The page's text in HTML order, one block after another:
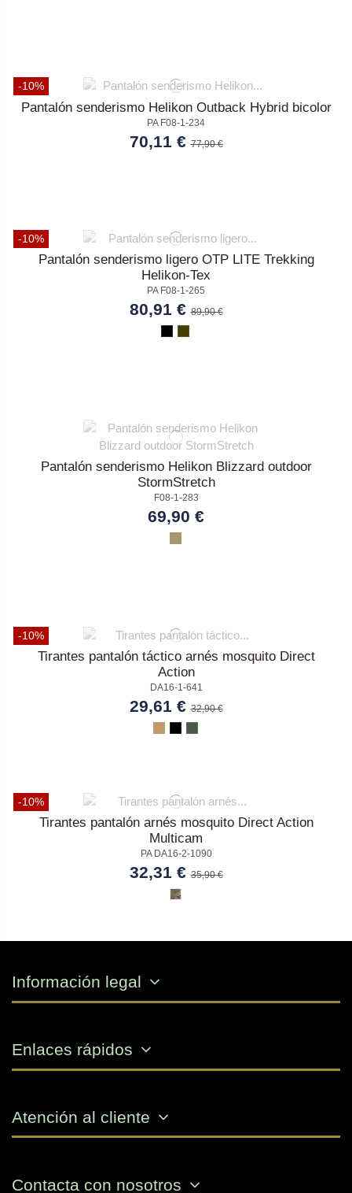
-10%
Pantalón senderismo Helikon Outback Hybrid bicolor
PA F08-1-234
70,11 €77,90 €
-10%
Pantalón senderismo ligero OTP LITE Trekking
Helikon-Tex
PA F08-1-265
80,91 €89,90 €
Pantalón senderismo Helikon Blizzard outdoor
StormStretch
F08-1-283
69,90 €
-10%
Tirantes pantalón táctico arnés mosquito Direct
Action
DA16-1-641
29,61 €32,90 €
-10%
Tirantes pantalón arnés mosquito Direct Action
Multicam
PA DA16-2-1090
32,31 €35,90 €
Información legal
Enlaces rápidos
Atención al cliente
Contacta con nosotros